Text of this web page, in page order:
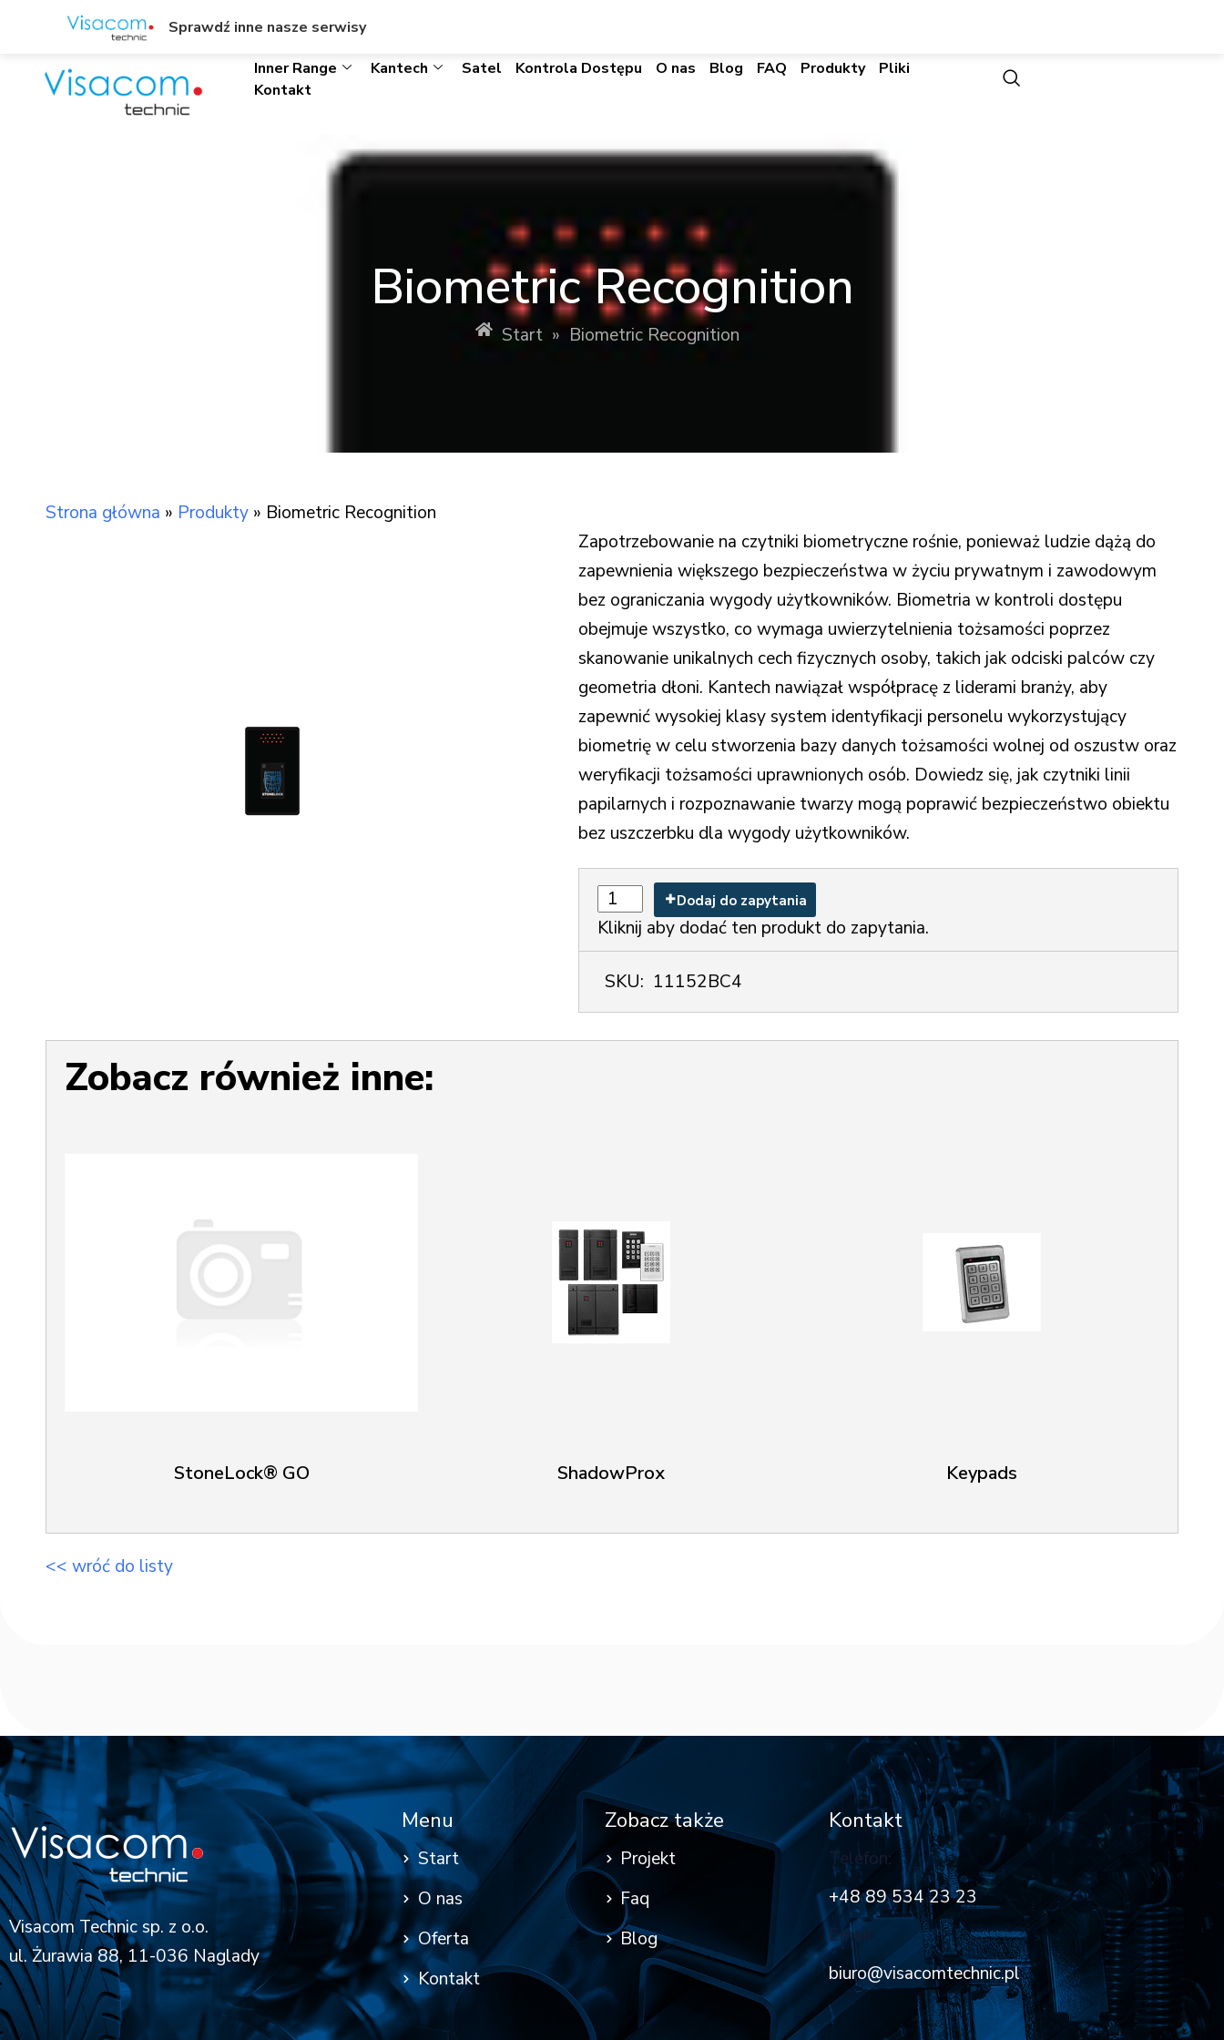
ul. Wł. Trylińskiego 8/L1, Olsztyn +48895342323
Inner Range Kantech Satel Kontrola Dostępu O nas Blog FAQ Produkty
Pliki
Kontakt
Biometric Recognition
Start » Biometric Recognition
Strona główna » Produkty » Biometric Recognition
Zapotrzebowanie na czytniki biometryczne rośnie, ponieważ ludzie dążą do
zapewnienia większego bezpieczeństwa w życiu prywatnym i zawodowym
bez ograniczania wygody użytkowników. Biometria w kontroli dostępu
obejmuje wszystko, co wymaga uwierzytelnienia tożsamości poprzez
skanowanie unikalnych cech fizycznych osoby, takich jak odciski palców czy
geometria dłoni. Kantech nawiązał współpracę z liderami branży, aby
zapewnić wysokiej klasy system identyfikacji personelu wykorzystujący
biometrię w celu stworzenia bazy danych tożsamości wolnej od oszustw oraz
weryfikacji tożsamości uprawnionych osób. Dowiedz się, jak czytniki linii
papilarnych i rozpoznawanie twarzy mogą poprawić bezpieczeństwo obiektu
bez uszczerbku dla wygody użytkowników.
Dodaj do zapytania
Kliknij aby dodać ten produkt do zapytania.
SKU: 11152BC4
Zobacz również inne:
StoneLock® GO ShadowProx Keypads
<< wróć do listy
Visacom Technic sp. z o.o.
ul. Żurawia 88, 11-036 Naglady
Menu
Start
O nas
Oferta
Kontakt
Zobacz także
Projekt
Faq
Blog
Kontakt
Telefon:
+48 89 534 23 23
Email:
biuro@visacomtechnic.pl
Sprawdź inne nasze serwisy